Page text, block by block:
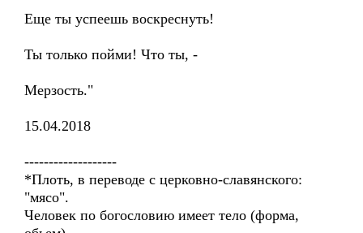
Еще ты успеешь воскреснуть!
Ты только пойми! Что ты, -
Мерзость."
15.04.2018
-------------------
*Плоть, в переводе с церковно-славянского:
"мясо".
Человек по богословию имеет тело (форма,